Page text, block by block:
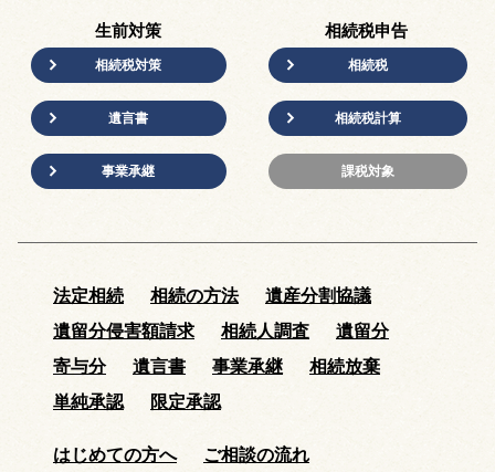
生前対策
相続税対策
遺言書
事業承継
相続税申告
相続税
相続税計算
課税対象
法定相続 相続の方法
遺産分割協議
遺留分侵害額請求
相続人調査
遺留分
寄与分
遺言書 事業承継
相続放棄
単純承認
限定承認
はじめての方へ
ご相談の流れ